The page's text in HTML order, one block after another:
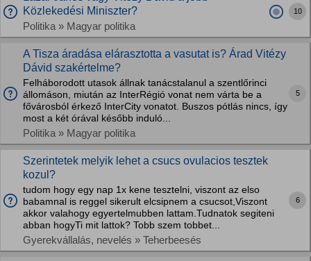
Közlekedési Miniszter?
Politika » Magyar politika
10
A Tisza áradása elárasztotta a vasutat is? Árad Vitézy
Dávid szakértelme?
Felháborodott utasok állnak tanácstalanul a szentlőrinci
állomáson, miután az InterRégió vonat nem várta be a
fővárosból érkező InterCity vonatot. Buszos pótlás nincs, így
most a két órával később induló...
Politika » Magyar politika
5
Szerintetek melyik lehet a csucs ovulacios tesztek
kozul?
tudom hogy egy nap 1x kene tesztelni, viszont az elso
babamnal is reggel sikerult elcsipnem a csucsot,Viszont
akkor valahogy egyertelmubben lattam.Tudnatok segiteni
abban hogyTi mit lattok? Tobb szem tobbet...
Gyerekvállalás, nevelés » Teherbeesés
6